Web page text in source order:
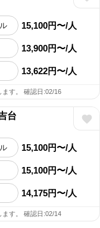
15,100円〜/人
13,900円〜/人
13,622円〜/人
ます。 確認日:02/16
台
15,100円〜/人
15,100円〜/人
14,175円〜/人
ます。 確認日:02/14